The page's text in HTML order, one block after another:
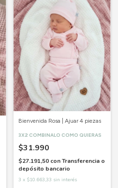
Bienvenida Rosa | Ajuar 4 piezas
3X2 COMBINALO COMO QUIERAS
$31.990
$27.191,50 con Transferencia o
depósito bancario
3 x $10.663,33 sin interés